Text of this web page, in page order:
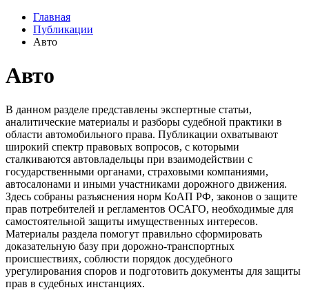
Главная
Публикации
Авто
Авто
В данном разделе представлены экспертные статьи,
аналитические материалы и разборы судебной практики в
области автомобильного права. Публикации охватывают
широкий спектр правовых вопросов, с которыми
сталкиваются автовладельцы при взаимодействии с
государственными органами, страховыми компаниями,
автосалонами и иными участниками дорожного движения.
Здесь собраны разъяснения норм КоАП РФ, законов о защите
прав потребителей и регламентов ОСАГО, необходимые для
самостоятельной защиты имущественных интересов.
Материалы раздела помогут правильно сформировать
доказательную базу при дорожно-транспортных
происшествиях, соблюсти порядок досудебного
урегулирования споров и подготовить документы для защиты
прав в судебных инстанциях.